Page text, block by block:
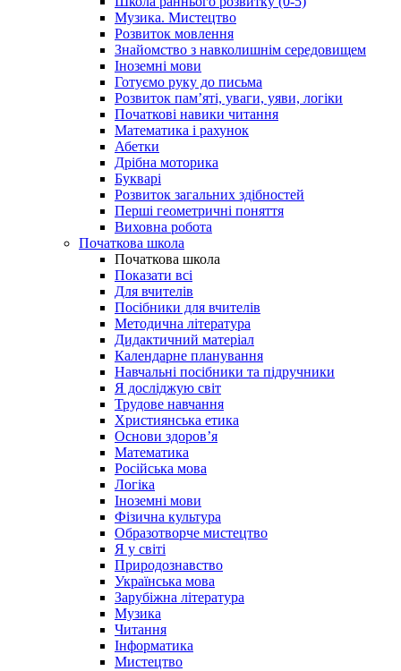
Музика. Мистецтво
Розвиток мовлення
Знайомство з навколишнім середовищем
Іноземні мови
Готуємо руку до письма
Розвиток пам’яті, уваги, уяви, логіки
Початкові навики читання
Математика і рахунок
Абетки
Дрібна моторика
Букварі
Розвиток загальних здібностей
Перші геометричні поняття
Виховна робота
Початкова школа
Початкова школа
Показати всі
Для вчителів
Посібники для вчителів
Методична література
Дидактичний матеріал
Календарне планування
Навчальні посібники та підручники
Я досліджую світ
Трудове навчання
Християнська етика
Основи здоров’я
Математика
Російська мова
Логіка
Іноземні мови
Фізична культура
Образотворче мистецтво
Я у світі
Природознавство
Українська мова
Зарубіжна література
Музика
Читання
Інформатика
Мистецтво